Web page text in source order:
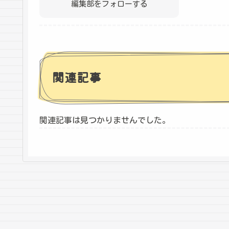
編集部をフォローする
関連記事
関連記事は見つかりませんでした。